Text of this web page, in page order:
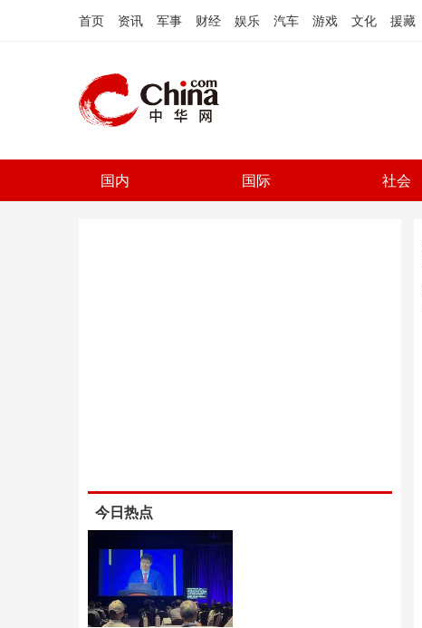
首页 资讯 军事 财经 娱乐 汽车 游戏 文化 援藏
国内 国际 社会
今日热点